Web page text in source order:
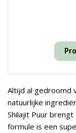
Altijd al gedroomd
natuurlijke
Shilajit Puur
formule is een